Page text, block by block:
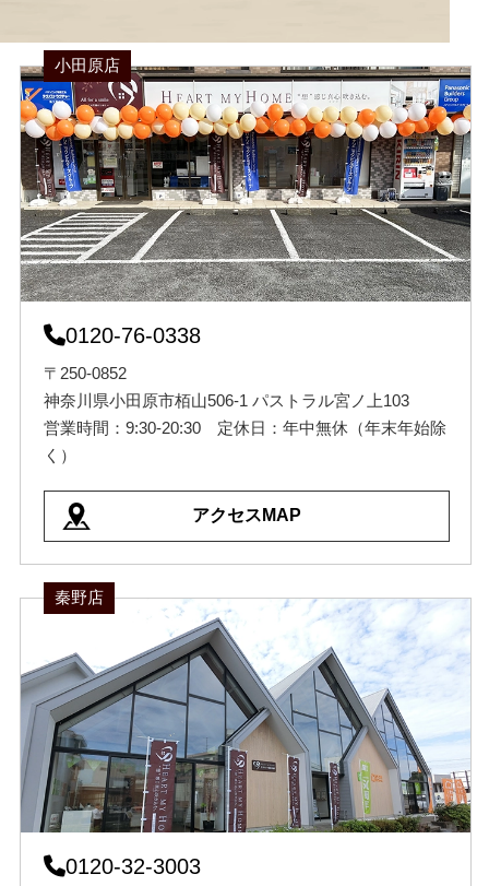
小田原店
0120-76-0338
〒250-0852
神奈川県小田原市栢山506-1 パストラル宮ノ上103
営業時間：9:30-20:30 定休日：年中無休（年末年始除
く）
アクセスMAP
秦野店
0120-32-3003